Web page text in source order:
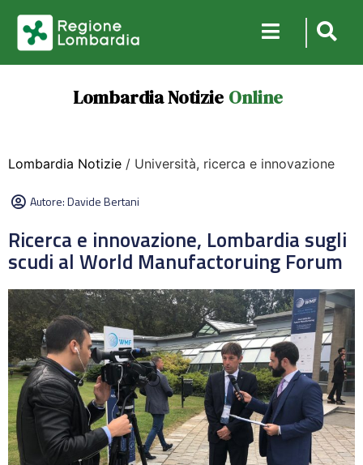
Lombardia Notizie Online
Lombardia Notizie / Università, ricerca e innovazione
Autore:Davide Bertani
Ricerca e innovazione, Lombardia sugli
scudi al World Manufactoruing Forum